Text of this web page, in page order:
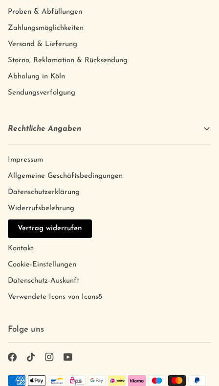
Proben & Abfüllungen
Zahlungsmöglichkeiten
Versand & Lieferung
Storno, Reklamation & Rücksendung
Abholung in Köln
Sendungsverfolgung
Rechtliche Angaben
Impressum
Allgemeine Geschäftsbedingungen
Datenschutzerklärung
Widerrufsbelehrung
Vertrag widerrufen
Kontakt
Cookie-Einstellungen
Datenschutz-Auskunft
Verwendete Icons von Icons8
Folge uns